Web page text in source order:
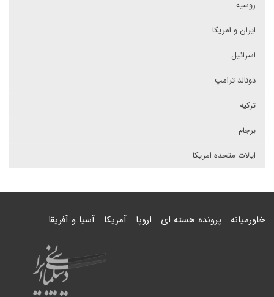
روسیه
ایران و امریکا
اسرائیل
دونالد ترامپ
ترکیه
برجام
ایالات متحده امریکا
خاورمیانه پرونده هسته ای اروپا آمریکا آسیا و آفریقا